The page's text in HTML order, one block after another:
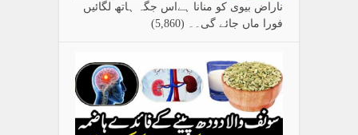
ناراض بیوی کو منانا ہےاس جگہ ہاتھ لگائیں
فورا ماں جائے گی۔۔ (5,860)